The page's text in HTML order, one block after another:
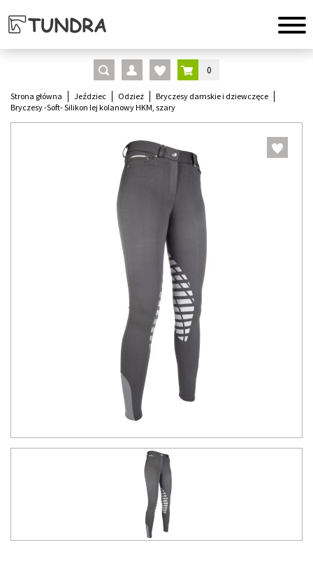
0
Strona główna Jeździec Odzież
Bryczesy damskie i dziewczęce
Bryczesy -Soft- Silikon lej kolanowy HKM, szary